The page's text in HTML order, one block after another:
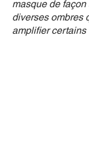
masque de
diverses ombres
amplifier certains